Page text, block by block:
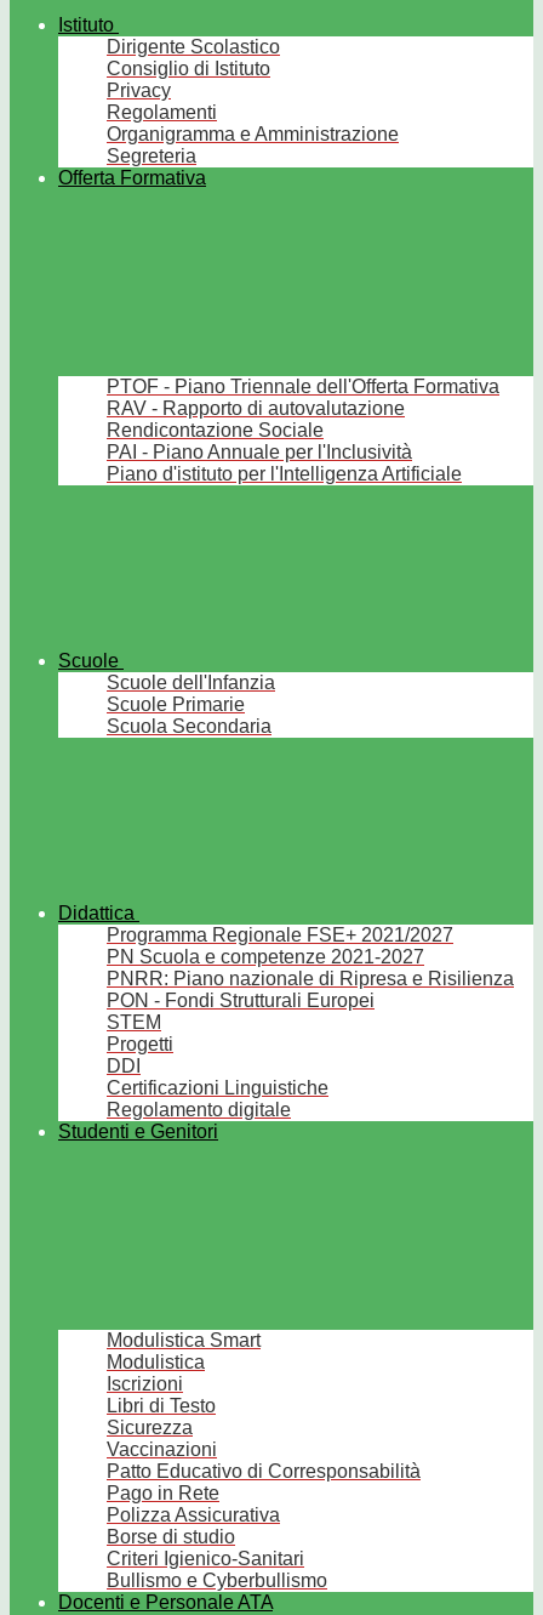
Istituto
Dirigente Scolastico
Consiglio di Istituto
Privacy
Regolamenti
Organigramma e Amministrazione
Segreteria
Offerta Formativa
PTOF - Piano Triennale dell'Offerta Formativa
RAV - Rapporto di autovalutazione
Rendicontazione Sociale
PAI - Piano Annuale per l'Inclusività
Piano d'istituto per l'Intelligenza Artificiale
Scuole
Scuole dell'Infanzia
Scuole Primarie
Scuola Secondaria
Didattica
Programma Regionale FSE+ 2021/2027
PN Scuola e competenze 2021-2027
PNRR: Piano nazionale di Ripresa e Risilienza
PON - Fondi Strutturali Europei
STEM
Progetti
DDI
Certificazioni Linguistiche
Regolamento digitale
Studenti e Genitori
Modulistica Smart
Modulistica
Iscrizioni
Libri di Testo
Sicurezza
Vaccinazioni
Patto Educativo di Corresponsabilità
Pago in Rete
Polizza Assicurativa
Borse di studio
Criteri Igienico-Sanitari
Bullismo e Cyberbullismo
Docenti e Personale ATA